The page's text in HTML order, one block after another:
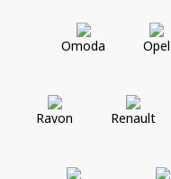
Omoda Opel
Ravon Renault